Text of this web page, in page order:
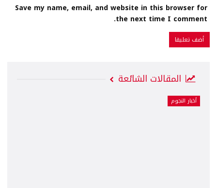
Save my name, email, and website in this browser for
the next time I comment.
المقالات الشائعة
أخبار النجوم